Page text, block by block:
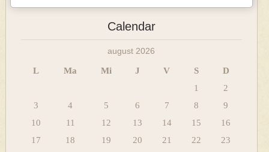
Calendar
august 2026
L Ma Mi J V S
D
1
2
3
4 5 6 7 8
9
10
11 12 13 14 15
16
17
18 19 20 21 22
23